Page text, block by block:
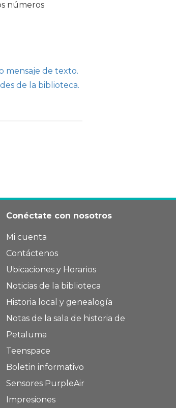
números
mensaje de texto.
de la biblioteca.
Conéctate con nosotros
Mi cuenta
Contáctenos
Ubicaciones y Horarios
Noticias de la biblioteca
Historia local y genealogía
Notas de la sala de historia de
Petaluma
Teenspace
Boletin informativo
Sensores PurpleAir
Impresiones